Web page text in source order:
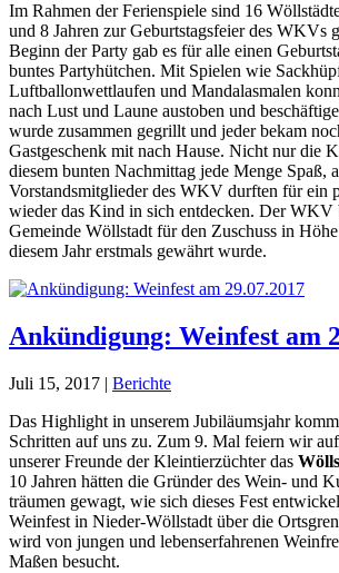
Im Rahmen der Ferienspiele sind 16
und 8 Jahren zur Geburtstagsfeier des WKVs
Beginn der Party gab es für alle einen
buntes Partyhütchen. Mit Spielen wie
Luftballonwettlaufen und Mandalasmalen
nach Lust und Laune austoben und
wurde zusammen gegrillt und jeder bekam
Gastgeschenk mit nach Hause. Nicht nur die
diesem bunten Nachmittag jede Menge Spaß,
Vorstandsmitglieder des WKV durften für ein
wieder das Kind in sich entdecken. Der WKV
Gemeinde Wöllstadt für den Zuschuss in
diesem Jahr erstmals gewährt wurde.
Ankündigung: Weinfest am
Juli 15, 2017 | Berichte
Das Highlight in unserem Jubiläumsjahr
Schritten auf uns zu. Zum 9. Mal feiern wir
unserer Freunde der Kleintierzüchter das
10 Jahren hätten die Gründer des Wein- und
träumen gewagt, wie sich dieses Fest
Weinfest in Nieder-Wöllstadt über die
wird von jungen und lebenserfahrenen
Maßen besucht.